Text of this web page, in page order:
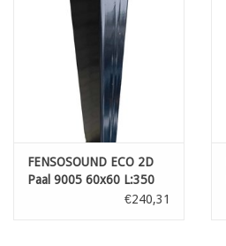
FENSOSOUND ECO 2D
Paal 9005 60x60 L:350
€240,31